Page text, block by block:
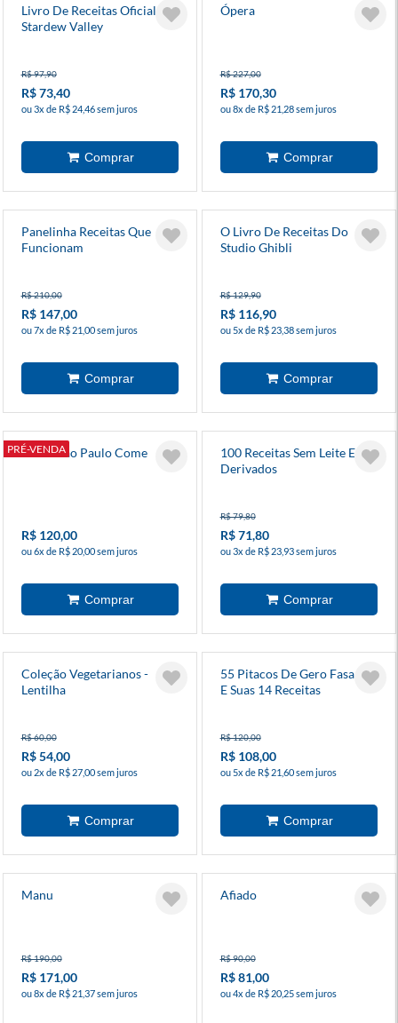
Livro De Receitas Oficial De
Stardew Valley
R$ 97,90
R$ 73,40
ou 3x de R$ 24,46 sem juros
Ópera
R$ 227,00
R$ 170,30
ou 8x de R$ 21,28 sem juros
Panelinha Receitas Que
Funcionam
R$ 210,00
R$ 147,00
ou 7x de R$ 21,00 sem juros
O Livro De Receitas Do
Studio Ghibli
R$ 129,90
R$ 116,90
ou 5x de R$ 23,38 sem juros
PRÉ-VENDA
Como São Paulo Come
R$ 120,00
ou 6x de R$ 20,00 sem juros
100 Receitas Sem Leite E
Derivados
R$ 79,80
R$ 71,80
ou 3x de R$ 23,93 sem juros
Coleção Vegetarianos -
Lentilha
R$ 60,00
R$ 54,00
ou 2x de R$ 27,00 sem juros
55 Pitacos De Gero Fasano
E Suas 14 Receitas
R$ 120,00
R$ 108,00
ou 5x de R$ 21,60 sem juros
Manu
R$ 190,00
R$ 171,00
ou 8x de R$ 21,37 sem juros
Afiado
R$ 90,00
R$ 81,00
ou 4x de R$ 20,25 sem juros